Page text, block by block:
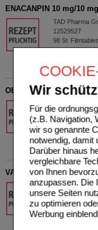
Wir
Für die
(z.B. Navigation,
wir so genannte
notwendig, damit
Darüber hinaus
vergleichbare
von Ihnen
anzupassen. Die
unsere Seiten
zu optimieren
Werbung
ENACANPIN 10 mg/10
TAD Pharma
12529527
98 St
OLMECOR 10 mg
TAD Pharma
12648019
98St
VALSACOR 80 mg
TAD Pharma
09269620
98St